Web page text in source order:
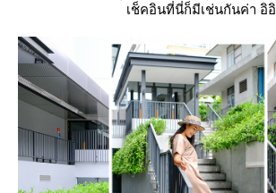
เช็คอินที่นี่ก็มีเช่นกันค่า อิอิ